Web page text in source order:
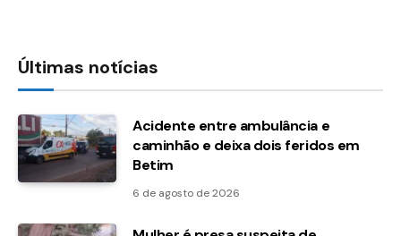
Últimas notícias
Acidente entre ambulância e
caminhão e deixa dois feridos em
Betim
6 de agosto de 2026